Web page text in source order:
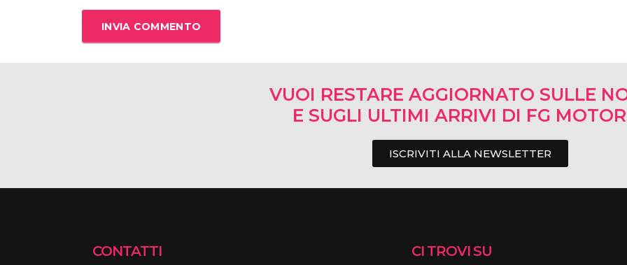
VUOI RESTARE AGGIORNATO SULLE
E SUGLI ULTIMI ARRIVI DI FG
ISCRIVITI ALLA NEWSLETTER
CONTATTI CI TROVI SU